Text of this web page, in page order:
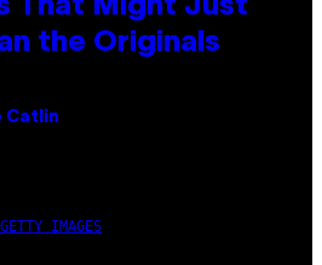
That Might Just
the Originals
Catlin
IMAGES